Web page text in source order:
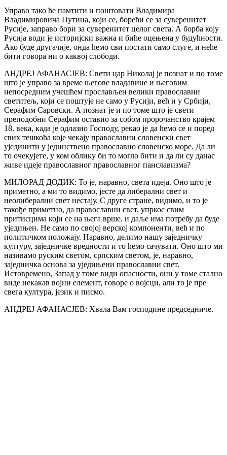
Управо тако ће памтити и поштовати Владимира
Владимировича Путина, који се, борећи се за суверенитет
Русије, заправо бори за суверенитет целог света. А борба коју
Русија води је историјски важна и биће оцењена у будућности.
Ако буде другачије, онда ћемо сви постати само слуге, и неће
бити говора ни о каквој слободи.
АНДРЕЈ АФАНАСЈЕВ: Свети цар Николај је познат и по томе
што је управо за време његове владавине и његовим
непосредним учешћем прослављен велики православни
светитељ, који се поштује не само у Русији, већ и у Србији,
Серафим Саровски. А познат је и по томе што је свети
преподобни Серафим оставио за собом пророчанство крајем
18. века, када је одлазио Господу, рекао је да ћемо се и поред
свих тешкоћа које чекају православни словенски свет
ујединити у јединствено православно словенско море. Да ли
то очекујете, у ком облику би то могло бити и да ли су данас
живе идеје православног православног панславизма?
МИЛОРАД ДОДИК: То је, наравно, света идеја. Оно што је
приметно, а ми то видимо, јесте да либерални свет и
неолиберални свет нестају. С друге стране, видимо, и то је
такође приметно, да православни свет, упркос свим
притисцима који се на њега врше, и даље има потребу да буде
уједињен. Не само по својој верској компоненти, већ и по
политичком положају. Наравно, делимо нашу заједничку
културу, заједничке вредности и то ћемо сачувати. Оно што ми
називамо руским светом, српским светом, је, наравно,
заједничка основа за уједињени православни свет.
Истовремено, Запад у томе види опасности, они у томе стално
виде некакав војни елемент, говоре о војсци, али то је пре
свега култура, језик и писмо.
АНДРЕЈ АФАНАСЈЕВ: Хвала Вам господине председниче.